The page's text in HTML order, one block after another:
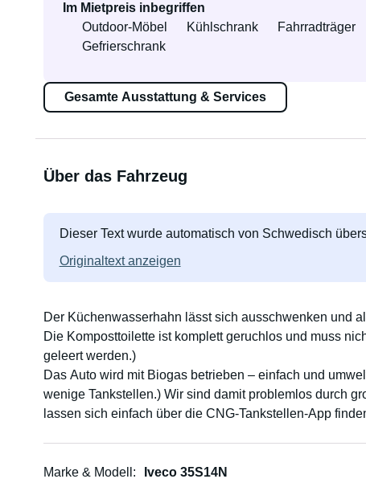
Im Mietpreis inbegriffen
Outdoor-Möbel
Kühlschrank Fahrradträger
Gefrierschrank
Gesamte Ausstattung & Services
Über das Fahrzeug
Dieser Text wurde automatisch von Schwedisch
Originaltext anzeigen
Der Küchenwasserhahn lässt sich ausschwenken und
Die Komposttoilette ist komplett geruchlos und muss
geleert werden.)
Das Auto wird mit Biogas betrieben – einfach und
wenige Tankstellen.) Wir sind damit problemlos durch
lassen sich einfach über die CNG-Tankstellen-App
kleines Kind.
Marke & Modell
Iveco 35S14N